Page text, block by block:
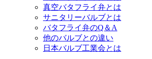
真空バタフライ弁とは
サニタリーバルブとは
バタフライ弁のQ＆A
他のバルブとの違い
日本バルブ工業会とは